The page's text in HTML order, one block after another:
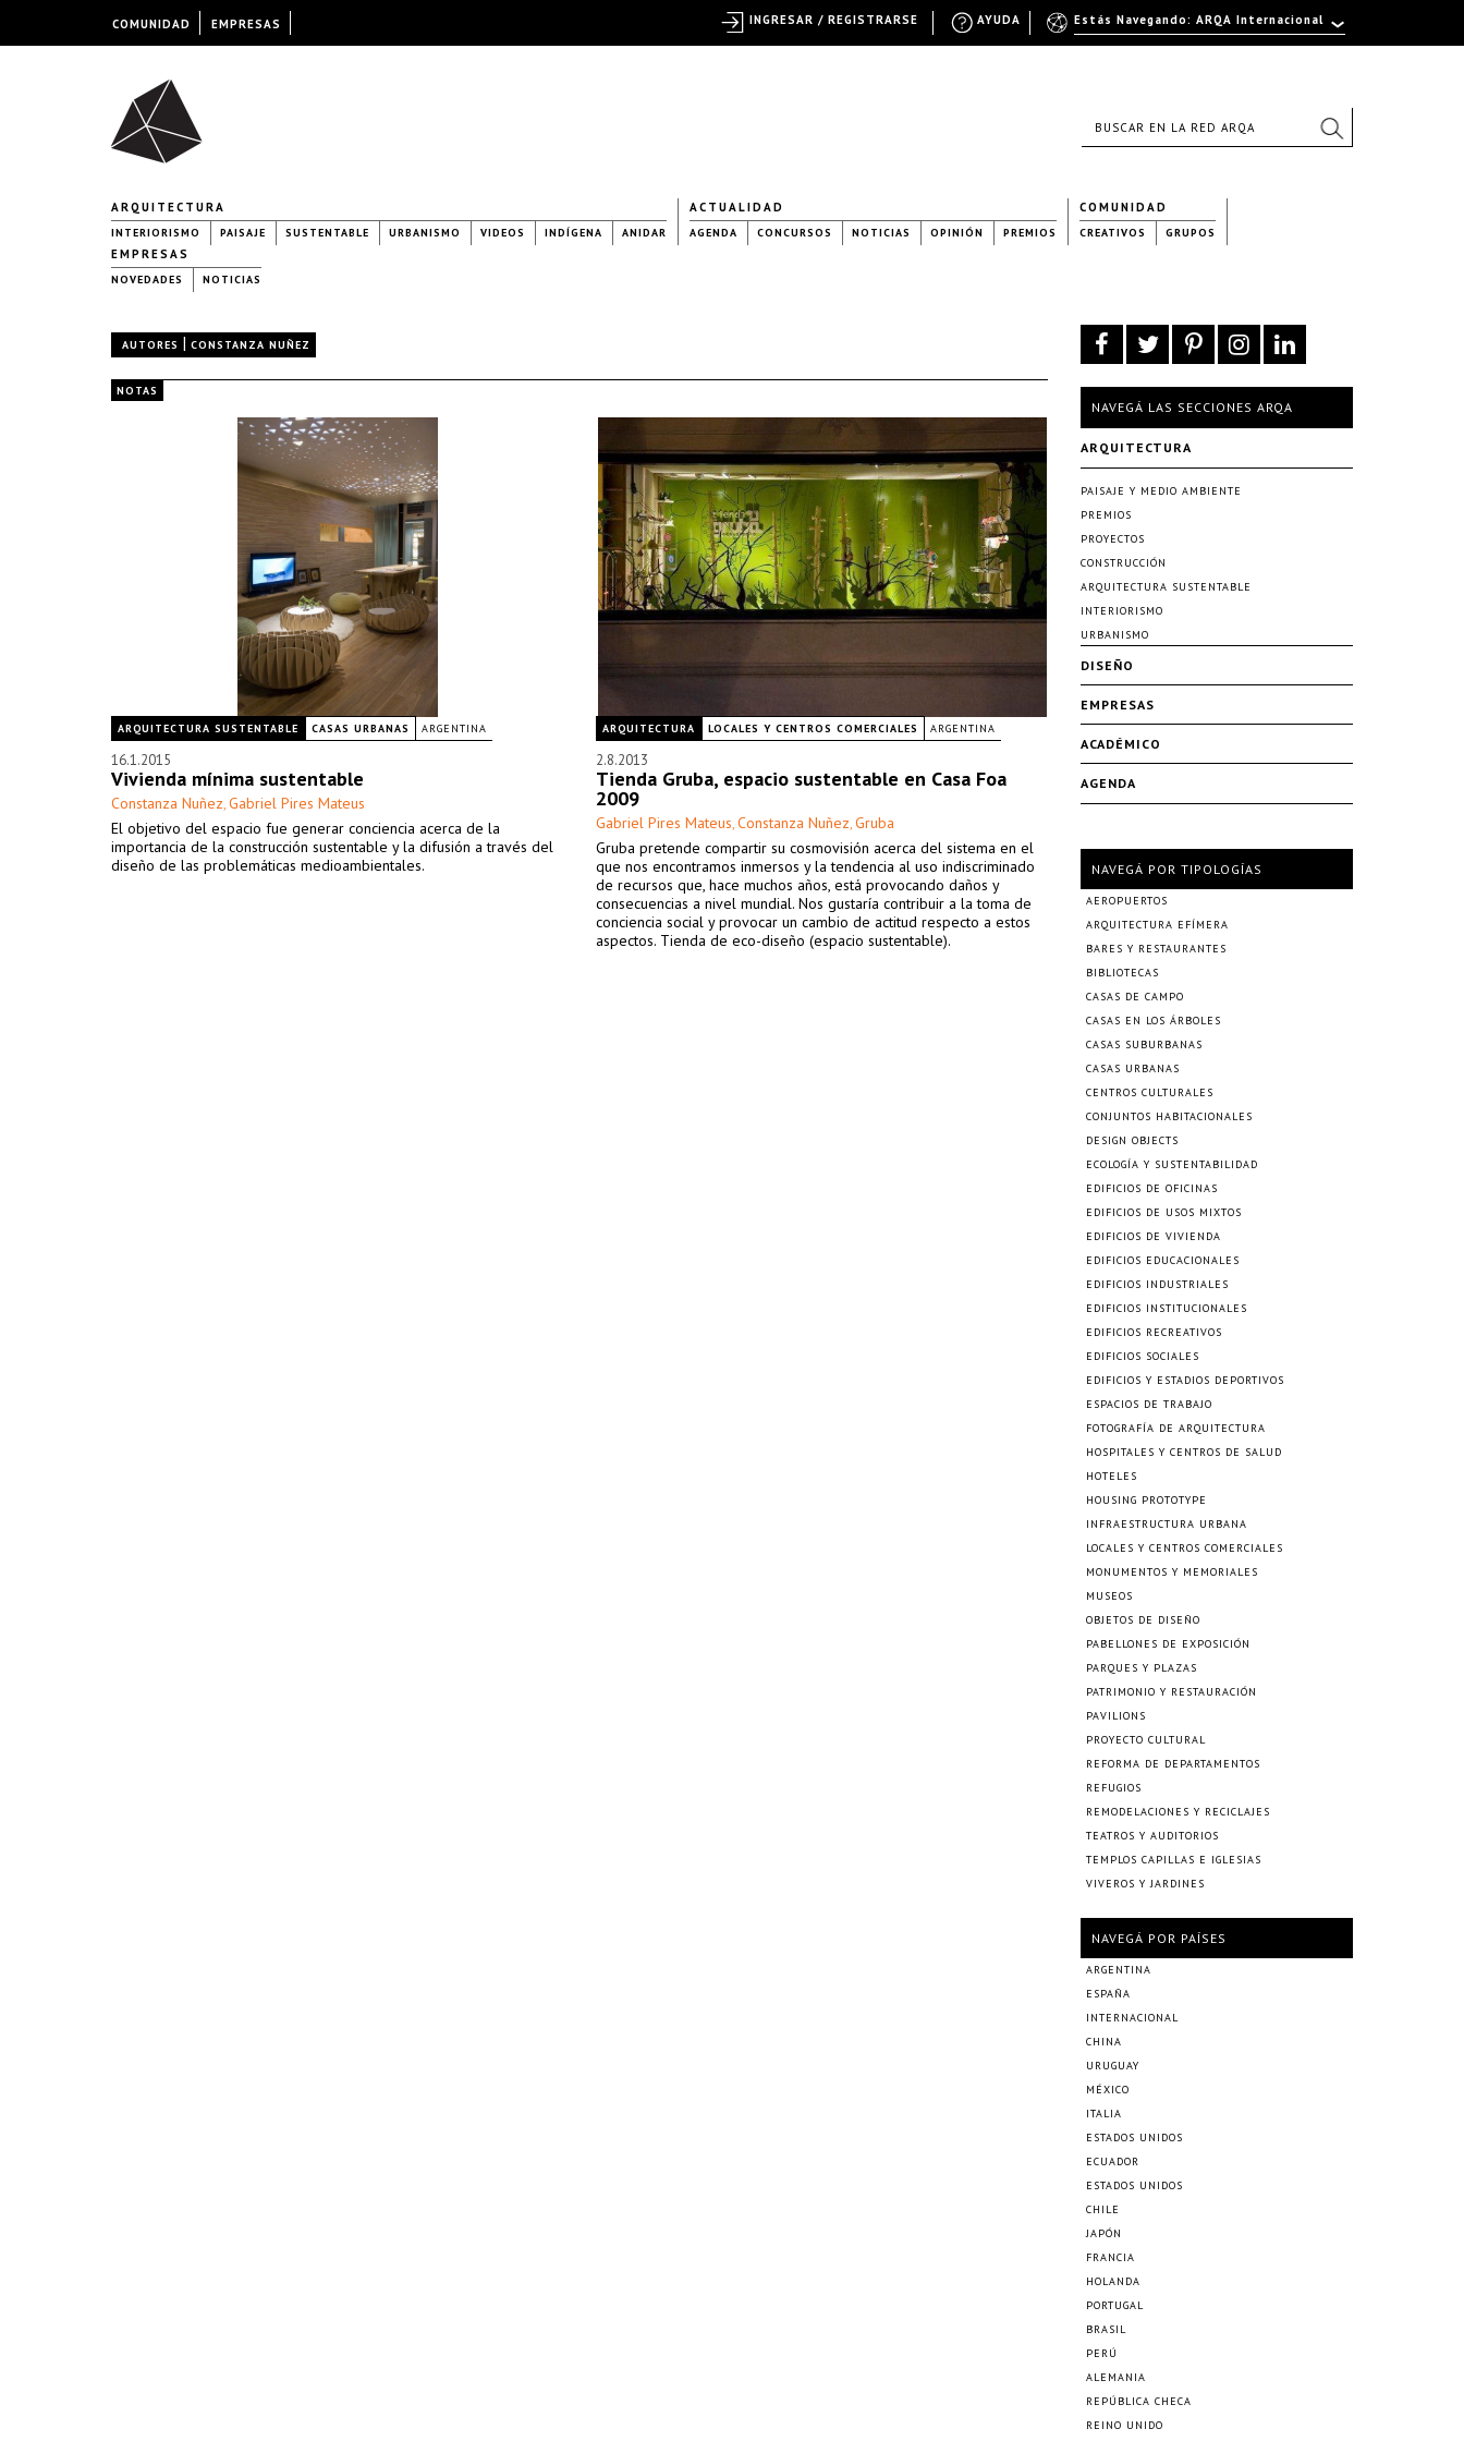
ARQUITECTURA
INTERIORISMO PAISAJE SUSTENTABLE URBANISMO VIDEOS INDÍGENA ANIDAR
ACTUALIDAD
AGENDA CONCURSOS NOTICIAS OPINIÓN PREMIOS
COMUNIDAD
CREATIVOS GRUPOS
EMPRESAS
NOVEDADES NOTICIAS
AUTORES | CONSTANZA NUÑEZ
NOTAS
ARQUITECTURA SUSTENTABLE CASAS URBANAS ARGENTINA
16.1.2015
Vivienda mínima sustentable
Constanza Nuñez, Gabriel Pires Mateus
El objetivo del espacio fue generar conciencia acerca de la
importancia de la construcción sustentable y la difusión a través del
diseño de las problemáticas medioambientales.
ARQUITECTURA LOCALES Y CENTROS COMERCIALES ARGENTINA
2.8.2013
Tienda Gruba, espacio sustentable en Casa Foa
2009
Gabriel Pires Mateus, Constanza Nuñez, Gruba
Gruba pretende compartir su cosmovisión acerca del sistema en el
que nos encontramos inmersos y la tendencia al uso indiscriminado
de recursos que, hace muchos años, está provocando daños y
consecuencias a nivel mundial. Nos gustaría contribuir a la toma de
conciencia social y provocar un cambio de actitud respecto a estos
aspectos. Tienda de eco-diseño (espacio sustentable).
NAVEGÁ LAS SECCIONES ARQA
ARQUITECTURA
PAISAJE Y MEDIO AMBIENTE
PREMIOS
PROYECTOS
CONSTRUCCIÓN
ARQUITECTURA SUSTENTABLE
INTERIORISMO
URBANISMO
DISEÑO
EMPRESAS
ACADÉMICO
AGENDA
NAVEGÁ POR TIPOLOGÍAS
AEROPUERTOS
ARQUITECTURA EFÍMERA
BARES Y RESTAURANTES
BIBLIOTECAS
CASAS DE CAMPO
CASAS EN LOS ÁRBOLES
CASAS SUBURBANAS
CASAS URBANAS
CENTROS CULTURALES
CONJUNTOS HABITACIONALES
DESIGN OBJECTS
ECOLOGÍA Y SUSTENTABILIDAD
EDIFICIOS DE OFICINAS
EDIFICIOS DE USOS MIXTOS
EDIFICIOS DE VIVIENDA
EDIFICIOS EDUCACIONALES
EDIFICIOS INDUSTRIALES
EDIFICIOS INSTITUCIONALES
EDIFICIOS RECREATIVOS
EDIFICIOS SOCIALES
EDIFICIOS Y ESTADIOS DEPORTIVOS
ESPACIOS DE TRABAJO
FOTOGRAFÍA DE ARQUITECTURA
HOSPITALES Y CENTROS DE SALUD
HOTELES
HOUSING PROTOTYPE
INFRAESTRUCTURA URBANA
LOCALES Y CENTROS COMERCIALES
MONUMENTOS Y MEMORIALES
MUSEOS
OBJETOS DE DISEÑO
PABELLONES DE EXPOSICIÓN
PARQUES Y PLAZAS
PATRIMONIO Y RESTAURACIÓN
PAVILIONS
PROYECTO CULTURAL
REFORMA DE DEPARTAMENTOS
REFUGIOS
REMODELACIONES Y RECICLAJES
TEATROS Y AUDITORIOS
TEMPLOS CAPILLAS E IGLESIAS
VIVEROS Y JARDINES
NAVEGÁ POR PAÍSES
ARGENTINA
ESPAÑA
INTERNACIONAL
CHINA
URUGUAY
MÉXICO
ITALIA
ESTADOS UNIDOS
ECUADOR
ESTADOS UNIDOS
CHILE
JAPÓN
FRANCIA
HOLANDA
PORTUGAL
BRASIL
PERÚ
ALEMANIA
REPÚBLICA CHECA
REINO UNIDO
COMUNIDAD EMPRESAS Estás Navegando: ARQA Internacional
AYUDA
INGRESAR / REGISTRARSE